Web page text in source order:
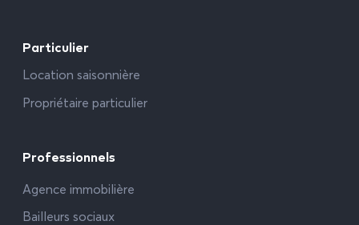
Particulier
Location saisonnière
Propriétaire particulier
Professionnels
Agence immobilière
Bailleurs sociaux